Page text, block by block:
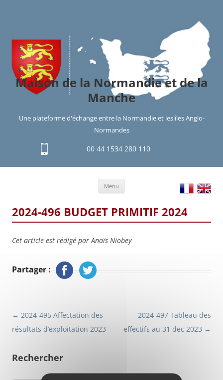
Maison de la Normandie et de la
Manche
Une plateforme d'échange entre la Normandie et les îles Anglo-
Normandes
00 44 1534 280 110
Menu
2024-496 BUDGET PRIMITIF 2024
Cet article est rédigé par Anaïs Niobey
Partager :
Navigation
des
← 2024-495 Affectation des
résultats d’exploitation 2023
2024-497 Tableau des
effectifs au 31 dec 2023 →
Rechercher